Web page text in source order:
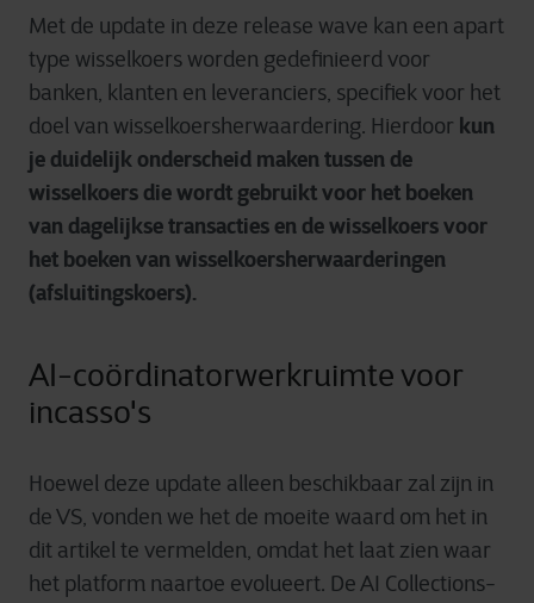
Met de update in deze release wave kan een apart
type wisselkoers worden gedefinieerd voor
banken, klanten en leveranciers, specifiek voor het
doel van wisselkoersherwaardering. Hierdoor kun
je duidelijk onderscheid maken tussen de
wisselkoers die wordt gebruikt voor het boeken
van dagelijkse transacties en de wisselkoers voor
het boeken van wisselkoersherwaarderingen
(afsluitingskoers).
AI-coördinatorwerkruimte voor
incasso's
Hoewel deze update alleen beschikbaar zal zijn in
de VS, vonden we het de moeite waard om het in
dit artikel te vermelden, omdat het laat zien waar
het platform naartoe evolueert. De AI Collections-